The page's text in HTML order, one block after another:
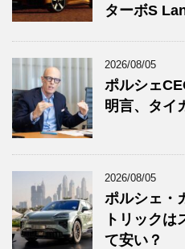
ターボS
2026/08/05
ポルシェ
明言、タイ
2026/08/05
ポルシェ・
トリックは
て安い？